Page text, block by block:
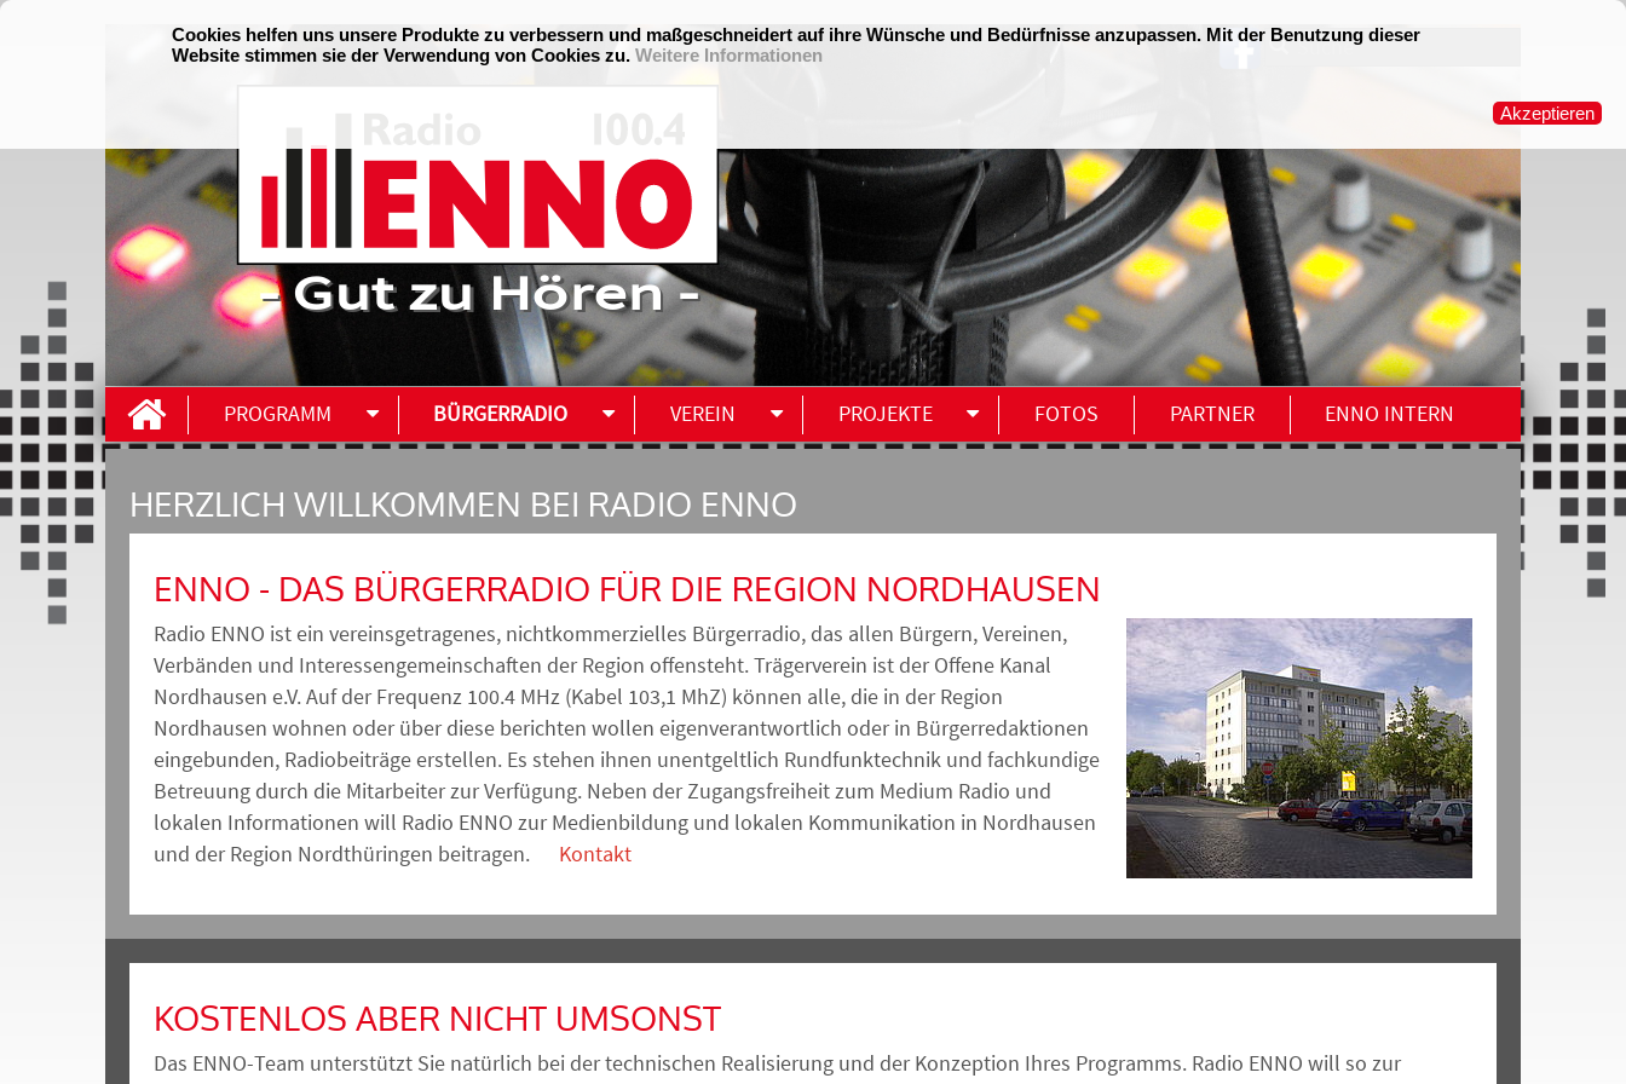
- Gut zu Hören -
PROGRAMM BÜRGERRADIO VEREIN PROJEKTE FOTOS PARTNER ENNO INTERN
HERZLICH WILLKOMMEN BEI RADIO ENNO
ENNO - DAS BÜRGERRADIO FÜR DIE REGION NORDHAUSEN
Radio ENNO ist ein vereinsgetragenes, nichtkommerzielles Bürgerradio, das allen Bürgern, Vereinen,
Verbänden und Interessengemeinschaften der Region offensteht. Trägerverein ist der Offene Kanal
Nordhausen e.V. Auf der Frequenz 100.4 MHz (Kabel 103,1 MhZ) können alle, die in der Region
Nordhausen wohnen oder über diese berichten wollen eigenverantwortlich oder in Bürgerredaktionen
eingebunden, Radiobeiträge erstellen. Es stehen ihnen unentgeltlich Rundfunktechnik und fachkundige
Betreuung durch die Mitarbeiter zur Verfügung. Neben der Zugangsfreiheit zum Medium Radio und
lokalen Informationen will Radio ENNO zur Medienbildung und lokalen Kommunikation in Nordhausen
und der Region Nordthüringen beitragen. Kontakt
KOSTENLOS ABER NICHT UMSONST
Das ENNO-Team unterstützt Sie natürlich bei der technischen Realisierung und der Konzeption Ihres Programms. Radio ENNO will so zur